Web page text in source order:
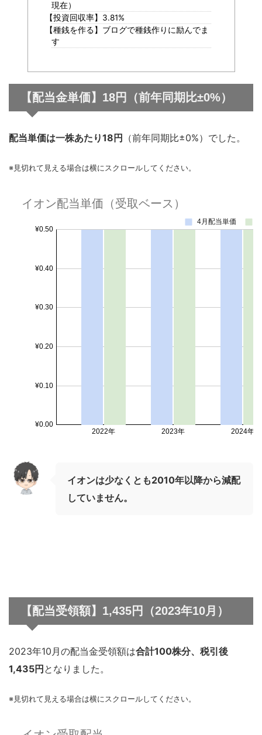
現在）
【投資回収率】3.81%
【種銭を作る】ブログで種銭作りに励んでま
す
【配当金単価】18円（前年同期比±0%）
配当単価は一株あたり18円 （前年同期比±0%）でした。
※見切れて見える場合は横にスクロールしてください。
イオンは少なくとも2010年以降から減配
していません。
【配当受領額】1,435円（2023年10月）
2023年10月の配当金受領額は合計100株分、税引後
1,435円となりました。
※見切れて見える場合は横にスクロールしてください。